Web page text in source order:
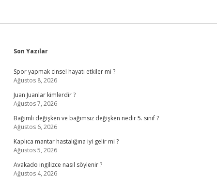
Sidebar
Son Yazılar
Spor yapmak cinsel hayatı etkiler mi ?
Ağustos 8, 2026
Juan Juanlar kimlerdir ?
Ağustos 7, 2026
Bağımlı değişken ve bağımsız değişken nedir 5. sınıf ?
Ağustos 6, 2026
Kaplıca mantar hastalığına iyi gelir mi ?
Ağustos 5, 2026
Avakado ingilizce nasıl söylenir ?
Ağustos 4, 2026